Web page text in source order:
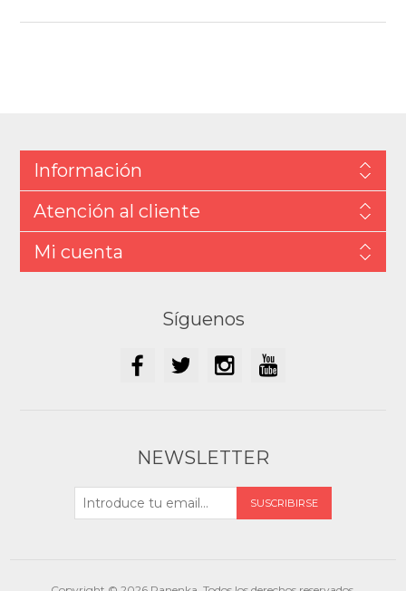
Información
Atención al cliente
Mi cuenta
Síguenos
NEWSLETTER